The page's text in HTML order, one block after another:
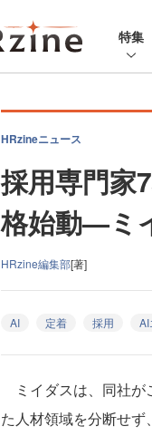
特集
HRzineニュース
採用専門
格始動—ミ
HRzine編集部[著]
AI 定着 採用 AI
ミイダスは、同社が
た人材領域を分断せず